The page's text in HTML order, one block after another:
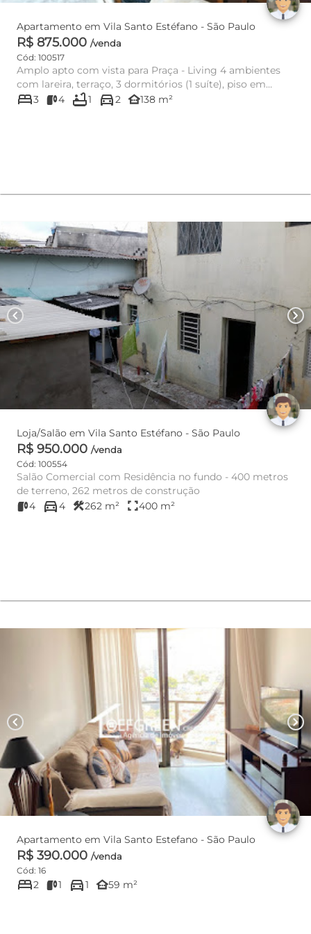
Apartamento em Vila Santo Estéfano - São Paulo
R$ 875.000 /venda
Cód: 100517
Amplo apto com vista para Praça - Living 4 ambientes
com lareira, terraço, 3 dormitórios (1 suíte), piso em
tabua, coz...
bed3 4 bathtub1 directions_car2 other_houses138 m²
chevron_left chevron_right
Loja/Salão em Vila Santo Estéfano - São Paulo
R$ 950.000 /venda
Cód: 100554
Salão Comercial com Residência no fundo - 400 metros
de terreno, 262 metros de construção
4
directions_car4 construction262 m² fullscreen400 m²
chevron_left chevron_right
Apartamento em Vila Santo Estefano - São Paulo
R$ 390.000 /venda
Cód: 16
bed2 1 directions_car1 other_houses59 m²